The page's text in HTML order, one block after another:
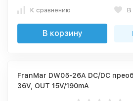
К сравнению В
В корзину
FranMar DW05-26A DC/DC
36V, OUT 15V/190mА